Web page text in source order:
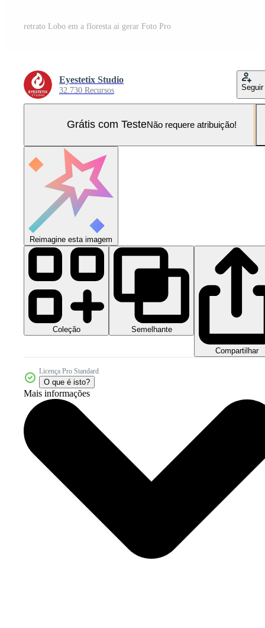
retrato Lobo em a floresta ai gerar Foto Pro
Eyestetix Studio
32.730 Recursos Seguir
Grátis com TesteNão requere atribuição!
Reimagine esta imagem
Coleção Semelhante
Compartilhar
Licença Pro Standard
O que é isto?
Mais informações